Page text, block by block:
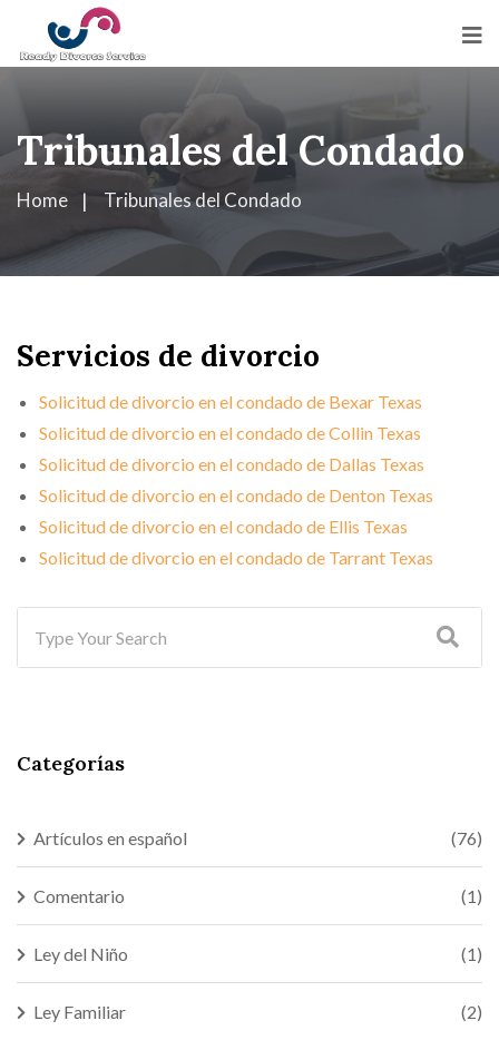
Tribunales del Condado
Home Tribunales del Condado
Servicios de divorcio
Solicitud de divorcio en el condado de Bexar Texas
Solicitud de divorcio en el condado de Collin Texas
Solicitud de divorcio en el condado de Dallas Texas
Solicitud de divorcio en el condado de Denton Texas
Solicitud de divorcio en el condado de Ellis Texas
Solicitud de divorcio en el condado de Tarrant Texas
Categorías
Artículos en español (76)
Comentario (1)
Ley del Niño (1)
Ley Familiar (2)